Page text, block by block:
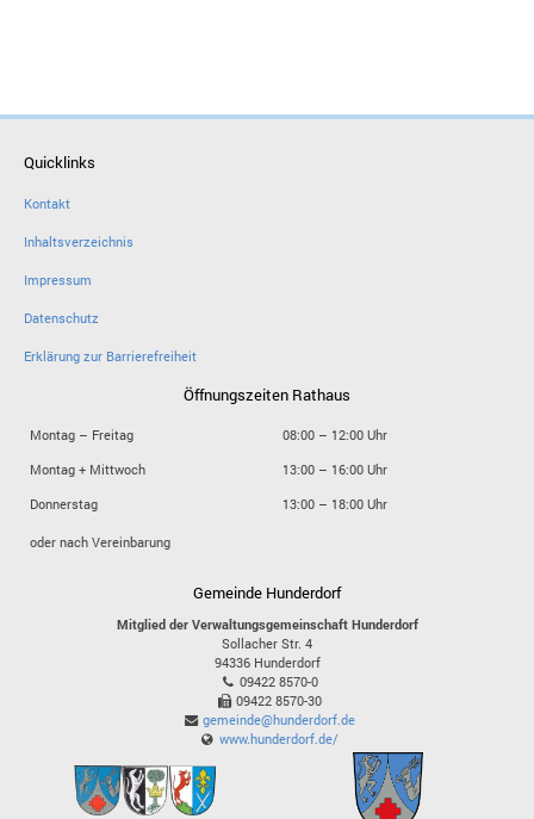
Quicklinks
Kontakt
Inhaltsverzeichnis
Impressum
Datenschutz
Erklärung zur Barrierefreiheit
Öffnungszeiten Rathaus
Montag – Freitag
08:00 – 12:00 Uhr
Montag + Mittwoch
13:00 – 16:00 Uhr
Donnerstag
13:00 – 18:00 Uhr
oder nach Vereinbarung
Gemeinde Hunderdorf
Mitglied der Verwaltungsgemeinschaft Hunderdorf
Sollacher Str. 4
94336 Hunderdorf
09422 8570-0
09422 8570-30
gemeinde@hunderdorf.de
www.hunderdorf.de/